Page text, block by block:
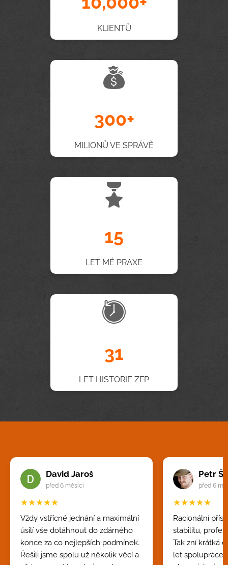
KLIENTŮ
300+
MILIONŮ VE SPRÁVĚ
15
LET MÉ PRAXE
31
LET HISTORIE ZFP
David Jaroš
před 6 měsíci
★★★★★
Vždy vstřícné jednání a maximální
úsilí vše dotáhnout do zdárného
konce za co nejlepších podmínek.
Řešili jsme spolu už několik věcí a
Petr
před 6
★★★★★
Racionální
stabilitu,
Tak zní krátká
let spolupráce